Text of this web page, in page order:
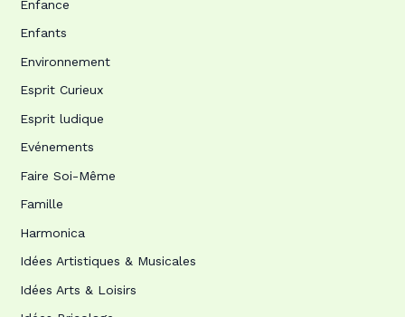
Enfance
Enfants
Environnement
Esprit Curieux
Esprit ludique
Evénements
Faire Soi-Même
Famille
Harmonica
Idées Artistiques & Musicales
Idées Arts & Loisirs